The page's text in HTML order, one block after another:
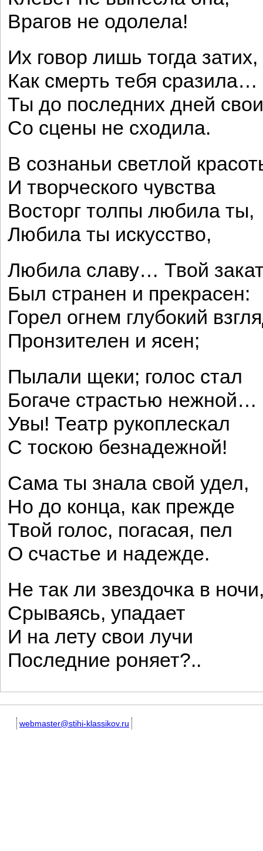
Врагов не одолела!
Их говор лишь тогда затих,
Как смерть тебя сразила…
Ты до последних дней
Со сцены не сходила.
В сознаньи светлой
И творческого чувства
Восторг толпы любила ты,
Любила ты искусство,
Любила славу… Твой
Был странен и прекрасен:
Горел огнем глубокий
Пронзителен и ясен;
Пылали щеки; голос стал
Богаче страстью нежной…
Увы! Театр рукоплескал
С тоскою безнадежной!
Сама ты знала свой удел,
Но до конца, как прежде
Твой голос, погасая, пел
О счастье и надежде.
Не так ли звездочка в
Срываясь, упадает
И на лету свои лучи
Последние роняет?..
webmaster@stihi-klassikov.ru